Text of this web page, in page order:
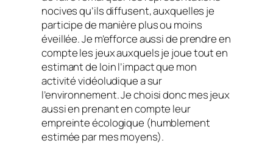
nocives qu’ils diffusent, auxquelles je
participe de manière plus ou moins
éveillée. Je m’efforce aussi de prendre en
compte les jeux auxquels je joue tout en
estimant de loin l’impact que mon
activité vidéoludique a sur
l’environnement. Je choisi donc mes jeux
aussi en prenant en compte leur
empreinte écologique (humblement
estimée par mes moyens).